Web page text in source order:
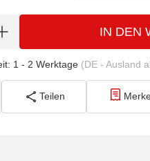
IN DEN
1 - 2 Werktage (DE - Ausland
Teilen